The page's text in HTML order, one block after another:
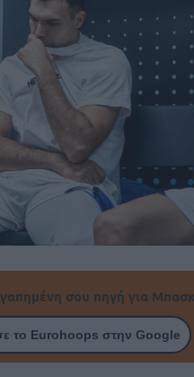
σου πηγή για
το Eurohoops στην Google